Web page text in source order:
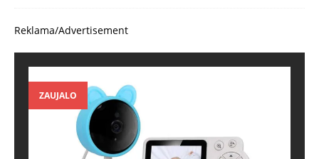
Reklama/Advertisement
ZAUJALO